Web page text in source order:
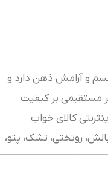
و آرامش ذهن دارد و
مستقیمی بر کیفیت
کالای خواب
روتختی، تشک، پتو،
با کیفیت بالا و